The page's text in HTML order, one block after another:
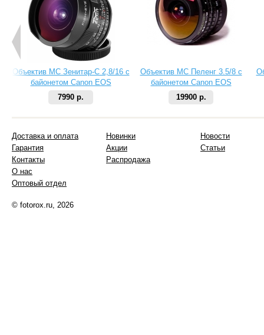
Объектив МС Зенитар-C 2,8/16 с
байонетом Canon EOS
7990 р.
Объектив МС Пеленг 3.5/8 с
байонетом Canon EOS
19900 р.
Доставка и оплата
Гарантия
Контакты
О нас
Оптовый отдел
Новинки
Акции
Распродажа
Новости
Статьи
© fotorox.ru, 2026